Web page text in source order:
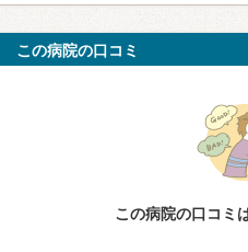
この病院の口コミ
この病院の口コミ